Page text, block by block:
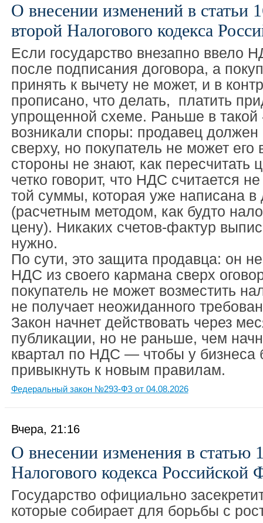
О внесении изменений в статьи
второй Налогового кодекса
Если государство внезапно ввело
после подписания договора, а
принять к вычету не может, и в
прописано, что делать, платить
упрощенной схеме. Раньше в такой
возникали споры: продавец
сверху, но покупатель не может его
стороны не знают, как пересчитать
четко говорит, что НДС считается
той суммы, которая уже написана в
(расчетным методом, как будто
цену). Никаких счетов-фактур
нужно.
По сути, это защита продавца: он
НДС из своего кармана сверх
покупатель не может возместить
не получает неожиданного
Закон начнет действовать через
публикации, но не раньше, чем
квартал по НДС — чтобы у бизнеса
привыкнуть к новым правилам.
Федеральный закон №293-ФЗ от 04.08.2026
Вчера, 21:16
О внесении изменения в статью
Налогового кодекса Российской
Государство официально
которые собирает для борьбы с